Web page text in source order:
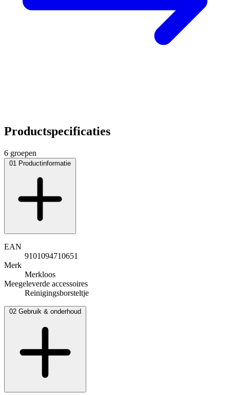
Productspecificaties
6 groepen
01 Productinformatie
EAN
9101094710651
Merk
Merkloos
Meegeleverde accessoires
Reinigingsborsteltje
02 Gebruik & onderhoud